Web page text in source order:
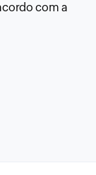
com a